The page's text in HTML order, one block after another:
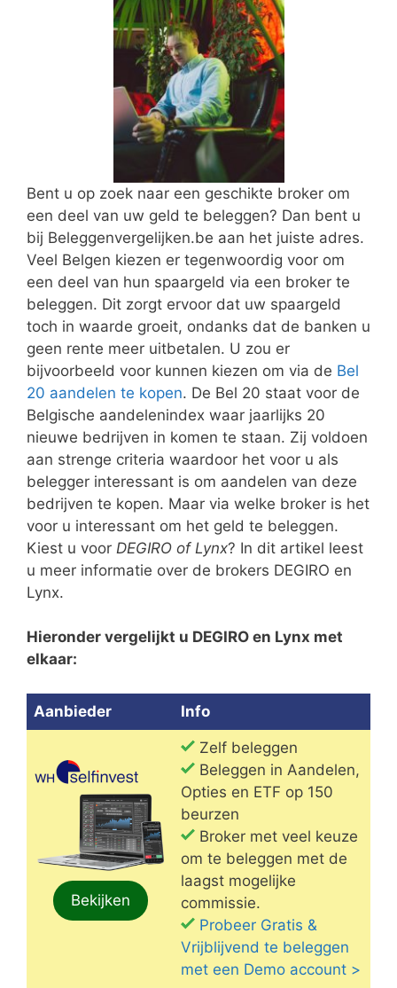
Bent u op zoek naar een geschikte broker om
een deel van uw geld te beleggen? Dan bent u
bij Beleggenvergelijken.be aan het juiste adres.
Veel Belgen kiezen er tegenwoordig voor om
een deel van hun spaargeld via een broker te
beleggen. Dit zorgt ervoor dat uw spaargeld
toch in waarde groeit, ondanks dat de banken u
geen rente meer uitbetalen. U zou er
bijvoorbeeld voor kunnen kiezen om via de Bel
20 aandelen te kopen. De Bel 20 staat voor de
Belgische aandelenindex waar jaarlijks 20
nieuwe bedrijven in komen te staan. Zij voldoen
aan strenge criteria waardoor het voor u als
belegger interessant is om aandelen van deze
bedrijven te kopen. Maar via welke broker is het
voor u interessant om het geld te beleggen.
Kiest u voor DEGIRO of Lynx? In dit artikel leest
u meer informatie over de brokers DEGIRO en
Lynx.
Hieronder vergelijkt u DEGIRO en Lynx met
elkaar:
Aanbieder Info
Bekijken
Zelf beleggen
Beleggen in Aandelen,
Opties en ETF op 150
beurzen
Broker met veel keuze
om te beleggen met de
laagst mogelijke
commissie.
Probeer Gratis &
Vrijblijvend te beleggen
met een Demo account >